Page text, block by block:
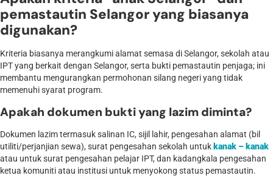
pemastautin Selangor yang biasanya
digunakan?
Kriteria biasanya merangkumi alamat semasa di Selangor, sekolah atau
IPT yang berkait dengan Selangor, serta bukti pemastautin penjaga; ini
membantu mengurangkan permohonan silang negeri yang tidak
memenuhi syarat program.
Apakah dokumen bukti yang lazim diminta?
Dokumen lazim termasuk salinan IC, sijil lahir, pengesahan alamat (bil
utiliti/perjanjian sewa), surat pengesahan sekolah untuk kanak – kanak
atau untuk surat pengesahan pelajar IPT, dan kadangkala pengesahan
ketua komuniti atau institusi untuk menyokong status pemastautin.